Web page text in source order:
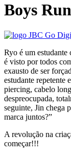
Boys
Ryo é um estudante
é visto por todos
exausto de ser
estudante repetente
piercing, cabelo
despreocupada,
seguinte, Jin chega
marca juntos?”
A revolução na
começar!!!